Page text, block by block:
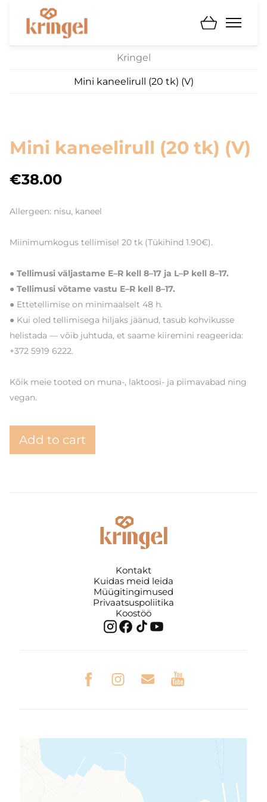
Kringel
Mini kaneelirull (20 tk) (V)
Mini kaneelirull (20 tk) (V)
€38.00
Allergeen: nisu, kaneel
Miinimumkogus tellimisel 20 tk (Tükihind 1.90€).
● Tellimusi väljastame E–R kell 8–17 ja L–P kell 8–17.
● Tellimusi võtame vastu E–R kell 8–17.
● Ettetellimise on minimaalselt 48 h.
● Kui oled tellimisega hiljaks jäänud, tasub kohvikusse
helistada — võib juhtuda, et saame kiiremini reageerida:
+372 5919 6222.
Kõik meie tooted on muna-, laktoosi- ja piimavabad ning
vegan.
Add to cart
Kontakt
Kuidas meid leida
Müügitingimused
Privaatsuspoliitika
Koostöö